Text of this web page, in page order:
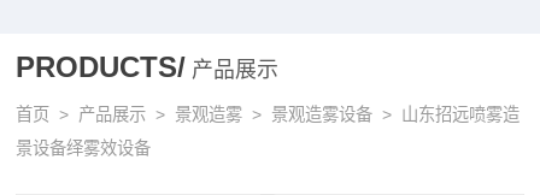
PRODUCTS/ 产品展示
首页 > 产品展示 > 景观造雾 > 景观造雾设备 > 山东招远喷雾造
景设备绎雾效设备